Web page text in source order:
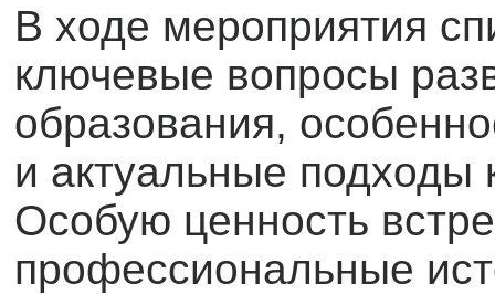
В ходе мероприятия
ключевые вопросы
образования,
и актуальные
Особую ценность
профессиональные